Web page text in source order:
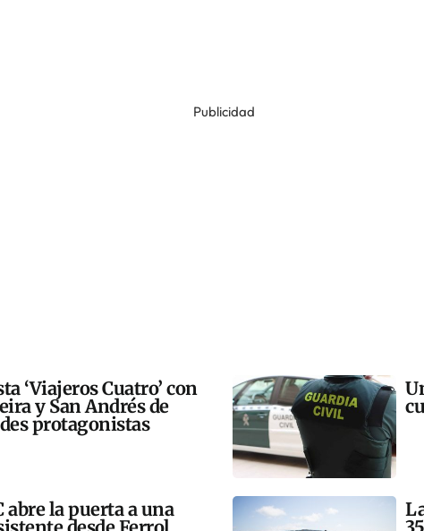
Publicidad
‘Viajeros Cuatro’ con
y San Andrés de
protagonistas
abre la puerta a una